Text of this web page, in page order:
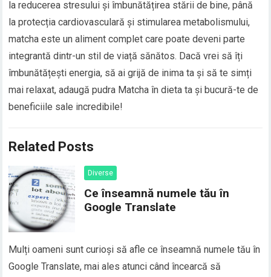
la reducerea stresului și îmbunătățirea stării de bine, până
la protecția cardiovasculară și stimularea metabolismului,
matcha este un aliment complet care poate deveni parte
integrantă dintr-un stil de viață sănătos. Dacă vrei să îți
îmbunătățești energia, să ai grijă de inima ta și să te simți
mai relaxat, adaugă pudra Matcha în dieta ta și bucură-te de
beneficiile sale incredibile!
Related Posts
Diverse
Ce înseamnă numele tău în
Google Translate
Mulți oameni sunt curioși să afle ce înseamnă numele tău în
Google Translate, mai ales atunci când încearcă să